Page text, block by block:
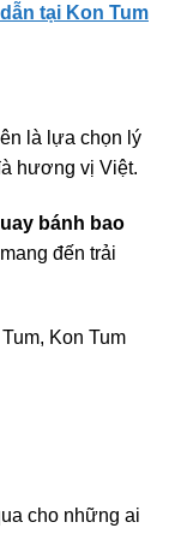
tại Kon Tum
là lựa chọn lý
hương vị Việt.
bánh bao
đến trải
Kon Tum
cho những ai